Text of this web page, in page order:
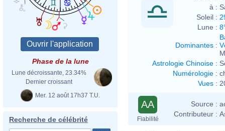
Phase de la lune
Lune décroissante, 23.34%
Dernier croissant
Mer. 12 août 17h37 T.U.
Recherche de célébrité
à :
Soleil :
Lune :
Dominantes :
Astrologie Chinoise :
Numérologie :
Vues :
AA
Fiabilité
Source :
Contributeur :